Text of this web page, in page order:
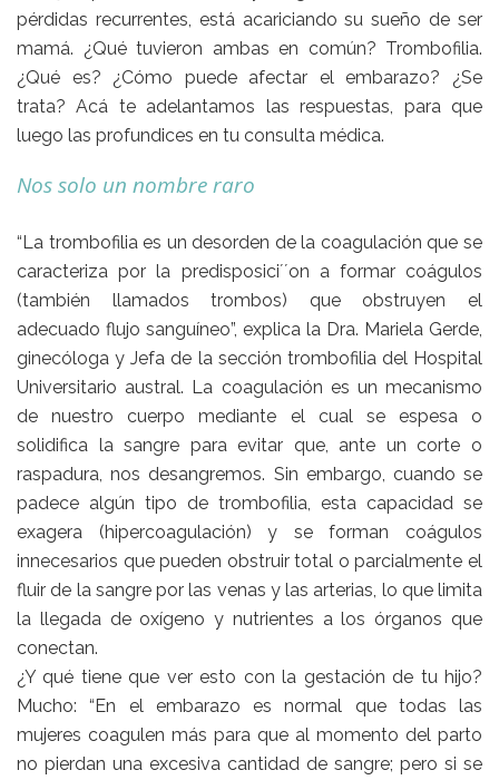
pérdidas recurrentes, está acariciando su sueño de ser
mamá. ¿Qué tuvieron ambas en común? Trombofilia.
¿Qué es? ¿Cómo puede afectar el embarazo? ¿Se
trata? Acá te adelantamos las respuestas, para que
luego las profundices en tu consulta médica.
Nos solo un nombre raro
“La trombofilia es un desorden de la coagulación que se
caracteriza por la predisposici´´on a formar coágulos
(también llamados trombos) que obstruyen el
adecuado flujo sanguíneo”, explica la Dra. Mariela Gerde,
ginecóloga y Jefa de la sección trombofilia del Hospital
Universitario austral. La coagulación es un mecanismo
de nuestro cuerpo mediante el cual se espesa o
solidifica la sangre para evitar que, ante un corte o
raspadura, nos desangremos. Sin embargo, cuando se
padece algún tipo de trombofilia, esta capacidad se
exagera (hipercoagulación) y se forman coágulos
innecesarios que pueden obstruir total o parcialmente el
fluir de la sangre por las venas y las arterias, lo que limita
la llegada de oxígeno y nutrientes a los órganos que
conectan.
¿Y qué tiene que ver esto con la gestación de tu hijo?
Mucho: “En el embarazo es normal que todas las
mujeres coagulen más para que al momento del parto
no pierdan una excesiva cantidad de sangre; pero si se